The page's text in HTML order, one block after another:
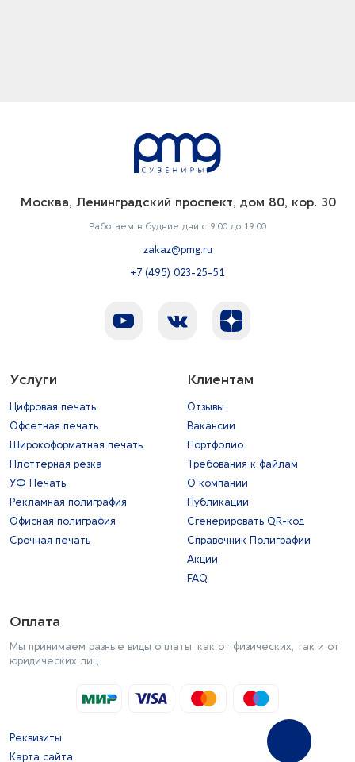
Москва, Ленинградский проспект, дом 80, кор. 30
Работаем в будние дни с 9:00 до 19:00
zakaz@pmg.ru
+7 (495) 023-25-51
Услуги
Цифровая печать
Офсетная печать
Широкоформатная печать
Плоттерная резка
УФ Печать
Рекламная полиграфия
Офисная полиграфия
Срочная печать
Клиентам
Отзывы
Вакансии
Портфолио
Требования к файлам
О компании
Публикации
Сгенерировать QR-код
Справочник Полиграфии
Акции
FAQ
Оплата
Мы принимаем разные виды оплаты, как от физических, так и от
юридических лиц
Реквизиты
Карта сайта